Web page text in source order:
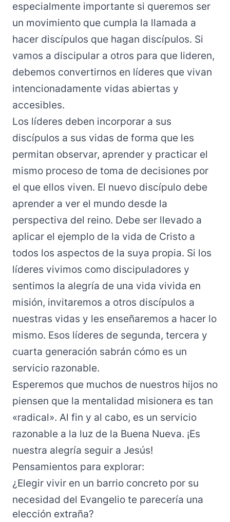
especialmente importante si queremos ser
un movimiento que cumpla la llamada a
hacer discípulos que hagan discípulos. Si
vamos a discipular a otros para que lideren,
debemos convertirnos en líderes que vivan
intencionadamente vidas abiertas y
accesibles.
Los líderes deben incorporar a sus
discípulos a sus vidas de forma que les
permitan observar, aprender y practicar el
mismo proceso de toma de decisiones por
el que ellos viven. El nuevo discípulo debe
aprender a ver el mundo desde la
perspectiva del reino. Debe ser llevado a
aplicar el ejemplo de la vida de Cristo a
todos los aspectos de la suya propia. Si los
líderes vivimos como discipuladores y
sentimos la alegría de una vida vivida en
misión, invitaremos a otros discípulos a
nuestras vidas y les enseñaremos a hacer lo
mismo. Esos líderes de segunda, tercera y
cuarta generación sabrán cómo es un
servicio razonable.
Esperemos que muchos de nuestros hijos no
piensen que la mentalidad misionera es tan
«radical». Al fin y al cabo, es un servicio
razonable a la luz de la Buena Nueva. ¡Es
nuestra alegría seguir a Jesús!
Pensamientos para explorar:
¿Elegir vivir en un barrio concreto por su
necesidad del Evangelio te parecería una
elección extraña?